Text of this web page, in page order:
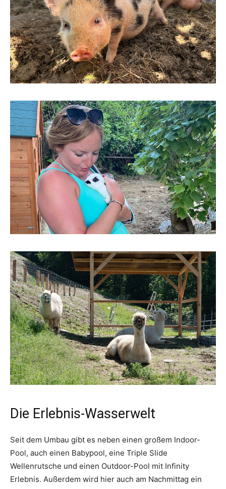
Die Erlebnis-Wasserwelt
Seit dem Umbau gibt es neben einen großem Indoor-
Pool, auch einen Babypool, eine Triple Slide
Wellenrutsche und einen Outdoor-Pool mit Infinity
Erlebnis. Außerdem wird hier auch am Nachmittag ein